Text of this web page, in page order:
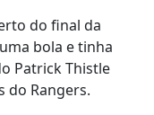
do final da
bola e tinha
Patrick Thistle
do Rangers.